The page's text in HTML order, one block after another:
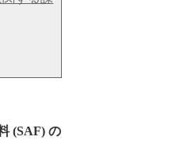
(SAF) の